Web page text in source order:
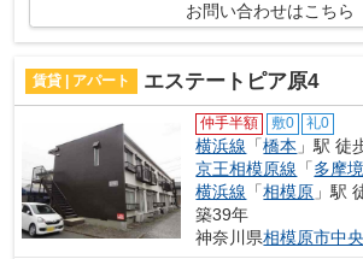
お問い合わせはこちら
賃貸 | アパート エステートピア原4
仲手半額 敷0 礼0
横浜線 「橋本 」駅 徒
京王相模原線 「多摩境
横浜線 「相模原 」駅
築39年
神奈川県相模原市中